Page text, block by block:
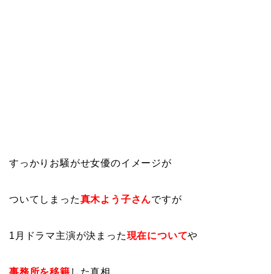
すっかりお騒がせ女優のイメージが
ついてしまった真木よう子さんですが
1月ドラマ主演が決まった現在についてや